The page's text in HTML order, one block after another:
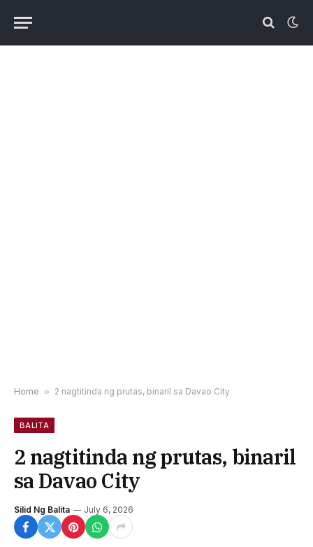
Home » 2 nagtitinda ng prutas, binaril sa Davao City
BALITA
2 nagtitinda ng prutas, binaril
sa Davao City
Silid Ng Balita July 6, 2026